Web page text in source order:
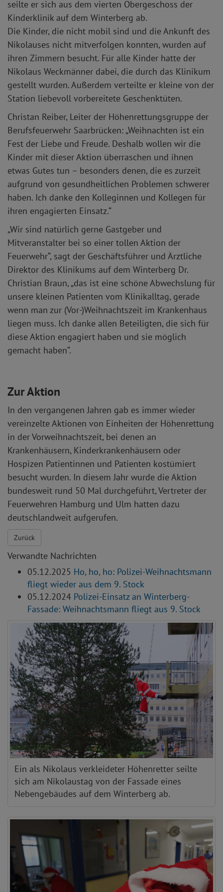
seilte er sich aus dem vierten Obergeschoss der
Kinderklinik auf dem Winterberg ab.
Die Kinder, die nicht mobil sind und die Ankunft des
Nikolauses nicht mitverfolgen konnten, wurden auf
ihren Zimmern besucht. Für alle Kinder hatte der
Nikolaus Weckmänner dabei, die durch das Klinikum
gestellt wurden. Außerdem verteilte er kleine von der
Station liebevoll vorbereitete Geschenktüten.
Christan Reiber, Leiter der Höhenrettungsgruppe der
Berufsfeuerwehr Saarbrücken: „Weihnachten ist ein
Fest der Liebe und Freude. Deshalb wollen wir die
Kinder mit dieser Aktion überraschen und ihnen
etwas Gutes tun – besonders denen, die es zurzeit
aufgrund von gesundheitlichen Problemen schwerer
haben. Ich danke den Kolleginnen und Kollegen für
ihren engagierten Einsatz.“
„Wir sind natürlich gerne Gastgeber und
Mitveranstalter bei so einer tollen Aktion der
Feuerwehr“, sagt der Geschäftsführer und Ärztliche
Direktor des Klinikums auf dem Winterberg Dr.
Christian Braun, „das ist eine schöne Abwechslung für
unsere kleinen Patienten vom Klinikalltag, gerade
wenn man zur (Vor-)Weihnachtszeit im Krankenhaus
liegen muss. Ich danke allen Beteiligten, die sich für
diese Aktion engagiert haben und sie möglich
gemacht haben“.
Zur Aktion
In den vergangenen Jahren gab es immer wieder
vereinzelte Aktionen von Einheiten der Höhenrettung
in der Vorweihnachtszeit, bei denen an
Krankenhäusern, Kinderkrankenhäusern oder
Hospizen Patientinnen und Patienten kostümiert
besucht wurden. In diesem Jahr wurde die Aktion
bundesweit rund 50 Mal durchgeführt, Vertreter der
Feuerwehren Hamburg und Ulm hatten dazu
deutschlandweit aufgerufen.
Zurück
Verwandte Nachrichten
05.12.2025 Ho, ho, ho: Polizei-Weihnachtsmann
fliegt wieder aus dem 9. Stock
05.12.2024 Polizei-Einsatz an Winterberg-
Fassade: Weihnachtsmann fliegt aus 9. Stock
Ein als Nikolaus verkleideter Höhenretter seilte
sich am Nikolaustag von der Fassade eines
Nebengebäudes auf dem Winterberg ab.